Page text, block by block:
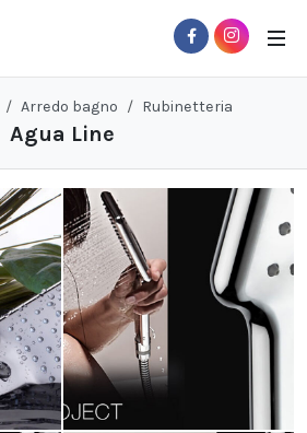
Arredo bagno Rubinetteria
Agua Line